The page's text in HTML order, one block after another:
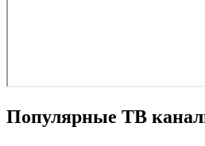
Популярные ТВ